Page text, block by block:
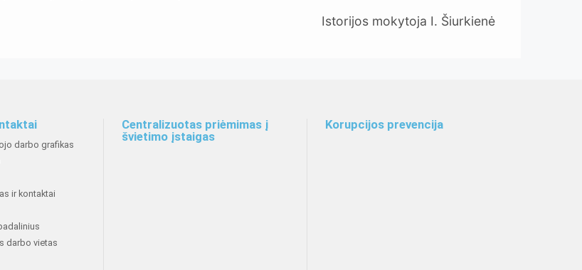
Istorijos mokytoja I. Šiurkienė
darbo grafikas
ir kontaktai
darbo vietas
Centralizuotas priėmimas į
švietimo įstaigas
Korupcijos prevencija